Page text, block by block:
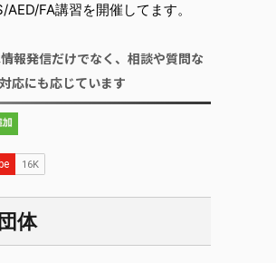
AED/FA講習を開催してます。
報発信だけでなく、相談や質問な
応にも応じています
体